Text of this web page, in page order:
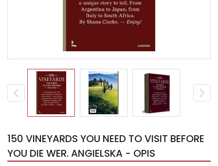
150 VINEYARDS YOU NEED TO VISIT BEFORE
YOU DIE WER. ANGIELSKA - OPIS